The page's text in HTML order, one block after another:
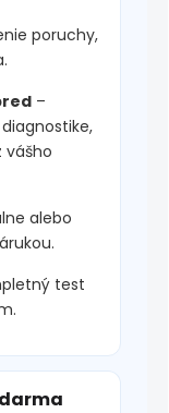
poruchy,
–
vášho
alebo
test